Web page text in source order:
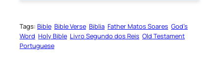
Tags: Bible Bible Verse Biblia Father Matos Soares God’s
Word Holy Bible Livro Segundo dos Reis Old Testament
Portuguese